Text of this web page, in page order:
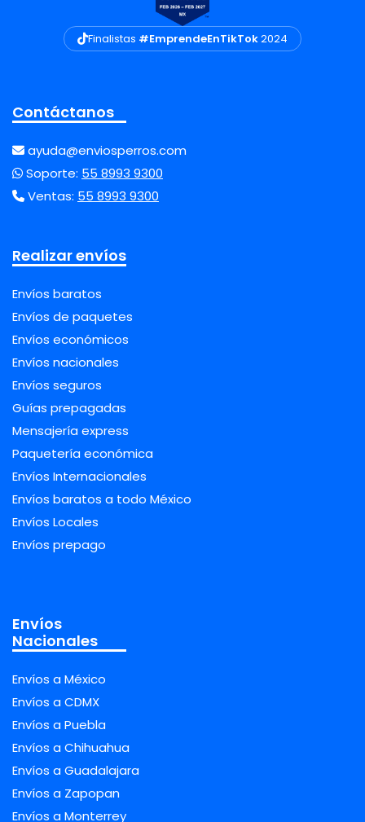
Finalistas #EmprendeEnTikTok2024
Contáctanos
ayuda@enviosperros.com
Soporte: 55 8993 9300
Ventas: 55 8993 9300
Realizar envíos
Envíos baratos
Envíos de paquetes
Envíos económicos
Envíos nacionales
Envíos seguros
Guías prepagadas
Mensajería express
Paquetería económica
Envíos Internacionales
Envíos baratos a todo México
Envíos Locales
Envíos prepago
Envíos
Nacionales
Envíos a México
Envíos a CDMX
Envíos a Puebla
Envíos a Chihuahua
Envíos a Guadalajara
Envíos a Zapopan
Envíos a Monterrey